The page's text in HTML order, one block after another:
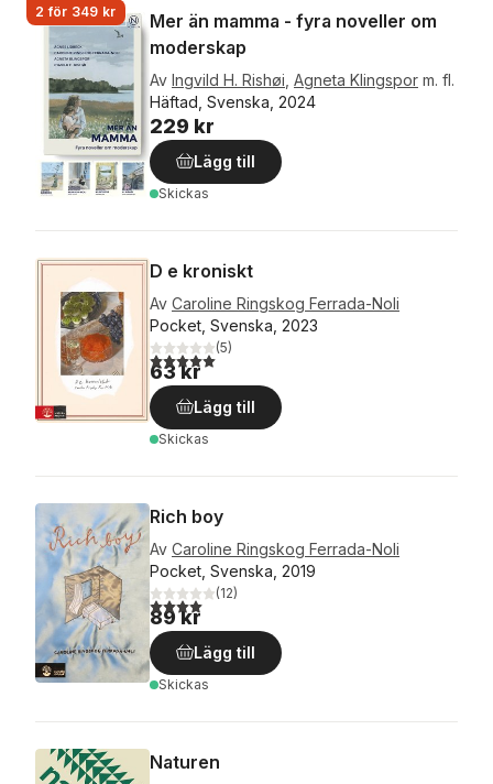
2 för 349 kr
Mer än mamma - fyra noveller om
moderskap
Av Ingvild H. Rishøi, Agneta Klingspor m. fl.
Häftad, Svenska, 2024
229 kr
Lägg till
Skickas
D e kroniskt
Av Caroline Ringskog Ferrada-Noli
Pocket, Svenska, 2023
5,0utav 5 stjärnor. Totalt antal röster:
(5)
63 kr
Lägg till
Skickas
Rich boy
Av Caroline Ringskog Ferrada-Noli
Pocket, Svenska, 2019
4,0utav 5 stjärnor. Totalt antal röster:
(12)
89 kr
Lägg till
Skickas
Naturen